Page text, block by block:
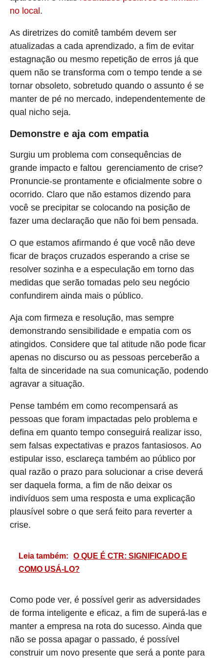
no local.
As diretrizes do comitê também devem ser
atualizadas a cada aprendizado, a fim de evitar
estagnação ou mesmo repetição de erros já que
quem não se transforma com o tempo tende a se
tornar obsoleto, sobretudo quando o assunto é se
manter de pé no mercado, independentemente de
qual nicho seja.
Demonstre e aja com empatia
Surgiu um problema com consequências de
grande impacto e faltou gerenciamento de crise?
Pronuncie-se prontamente e oficialmente sobre o
ocorrido. Claro que não estamos dizendo para
você se precipitar se colocando na posição de
fazer uma declaração que não foi bem pensada.
O que estamos afirmando é que você não deve
ficar de braços cruzados esperando a crise se
resolver sozinha e a especulação em torno das
medidas que serão tomadas pelo seu negócio
confundirem ainda mais o público.
Aja com firmeza e resolução, mas sempre
demonstrando sensibilidade e empatia com os
atingidos. Considere que tal atitude não pode ficar
apenas no discurso ou as pessoas perceberão a
falta de sinceridade na sua comunicação, podendo
agravar a situação.
Pense também em como recompensará as
pessoas que foram impactadas pelo problema e
defina em quanto tempo conseguirá realizar isso,
sem falsas expectativas e prazos fantasiosos. Ao
estipular isso, esclareça também ao público por
qual razão o prazo para solucionar a crise deverá
ser daquela forma, a fim de não deixar os
indivíduos sem uma resposta e uma explicação
plausível sobre o que será feito para reverter a
crise.
Leia também:
O QUE É CTR: SIGNIFICADO E
COMO USÁ-LO?
Como pode ver, é possível gerir as adversidades
de forma inteligente e eficaz, a fim de superá-las e
manter a empresa na rota do sucesso. Ainda que
não se possa apagar o passado, é possível
construir um novo presente que será a ponte para